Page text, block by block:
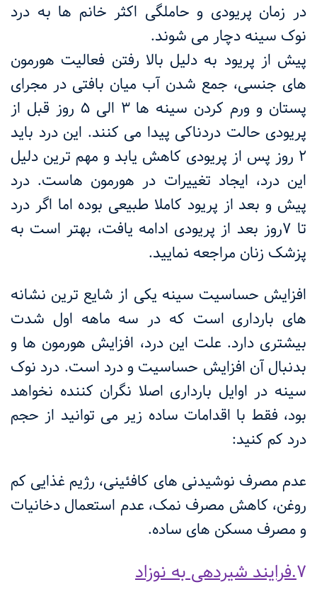
در زمان پریودی و حاملگی اکثر خانم ها به درد
نوک سینه دچار می شوند.
پیش از پریود به دلیل بالا رفتن فعالیت هورمون
های جنسی، جمع شدن آب میان بافتی در مجرای
پستان و ورم کردن سینه ها 3 الی 5 روز قبل از
پریودی حالت دردناکی پیدا می کنند. این درد باید
2 روز پس از پریودی کاهش یابد و مهم ترین دلیل
این درد، ایجاد تغییرات در هورمون هاست. درد
پیش و بعد از پریود کاملا طبیعی بوده اما اگر درد
تا 7روز بعد از پریودی ادامه یافت، بهتر است به
پزشک زنان مراجعه نمایید.
افزایش حساسیت سینه یکی از شایع ترین نشانه
های بارداری است که در سه ماهه اول شدت
بیشتری دارد. علت این درد، افزایش هورمون ها و
بدنبال آن افزایش حساسیت و درد است. درد نوک
سینه در اوایل بارداری اصلا نگران کننده نخواهد
بود، فقط با اقدامات ساده زیر می توانید از حجم
درد کم کنید:
عدم مصرف نوشیدنی های کافئینی، رژیم غذایی کم
روغن، کاهش مصرف نمک، عدم استعمال دخانیات
و مصرف مسکن های ساده.
7.فرایند شیردهی به نوزاد